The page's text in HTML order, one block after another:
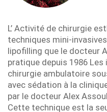
L’ Activité de chirurgie
techniques mini-
lipofilling que le docteur
pratique depuis 1986
chirurgie ambulatoire
avec sédation à la
par le docteur Alex
Cette technique est la